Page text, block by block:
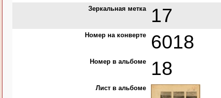
Зеркальная метка 17
Номер на конверте 6018
Номер в альбоме 18
Лист в альбоме